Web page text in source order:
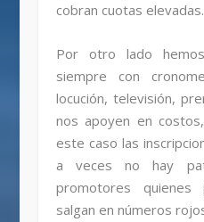
cobran cuotas elevadas.
Por otro lado
siempre con
locución, televisión,
nos apoyen en
este caso las
a veces no hay
promotores quienes
salgan en números